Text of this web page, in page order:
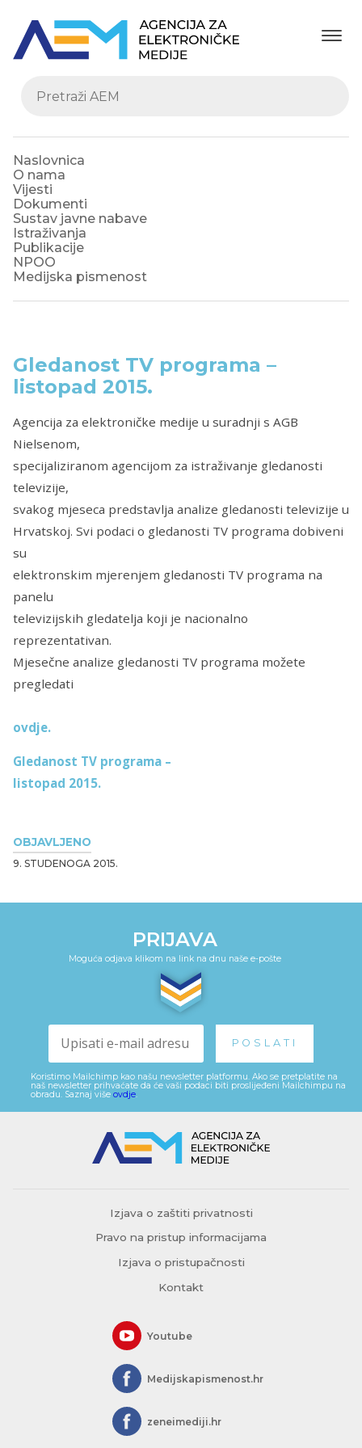
Naslovnica
O nama
Vijesti
Dokumenti
Sustav javne nabave
Istraživanja
Publikacije
NPOO
Medijska pismenost
OBJAVLJENO
9. STUDENOGA 2015.
Gledanost TV programa –
listopad 2015.
Agencija za elektroničke medije u suradnji s AGB
Nielsenom,
specijaliziranom agencijom za istraživanje gledanosti
televizije,
svakog mjeseca predstavlja analize gledanosti televizije u
Hrvatskoj. Svi podaci o gledanosti TV programa dobiveni
su
elektronskim mjerenjem gledanosti TV programa na
panelu
televizijskih gledatelja koji je nacionalno
reprezentativan.
Mjesečne analize gledanosti TV programa možete
pregledati
ovdje.
Gledanost TV programa –
listopad 2015.
PRIJAVA
Moguća odjava klikom na link na dnu naše e-pošte
Koristimo Mailchimp kao našu newsletter platformu. Ako se pretplatite na
naš newsletter prihvaćate da će vaši podaci biti proslijeđeni Mailchimpu na
obradu. Saznaj više ovdje.
Izjava o zaštiti privatnosti
Pravo na pristup informacijama
Izjava o pristupačnosti
Kontakt
Youtube
Medijskapismenost.hr
zeneimediji.hr